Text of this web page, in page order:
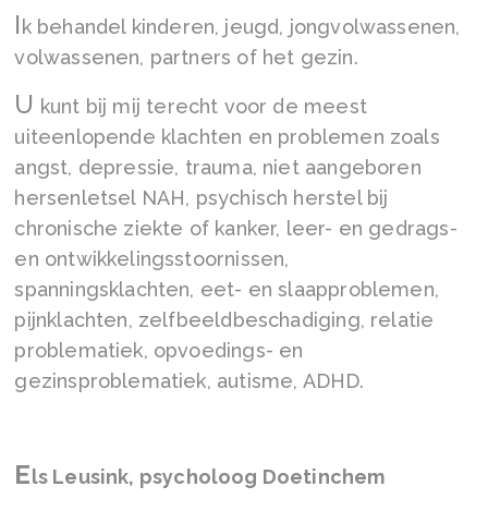
I k behandel kinderen, jeugd, jongvolwassenen,
volwassenen, partners of het gezin.
U kunt bij mij terecht voor de meest
uiteenlopende klachten en problemen zoals
angst, depressie, trauma, niet aangeboren
hersenletsel NAH, psychisch herstel bij
chronische ziekte of kanker, leer- en gedrags-
en ontwikkelingsstoornissen,
spanningsklachten, eet- en slaapproblemen,
pijnklachten, zelfbeeldbeschadiging, relatie
problematiek, opvoedings- en
gezinsproblematiek, autisme, ADHD.
Els Leusink, psycholoog Doetinchem